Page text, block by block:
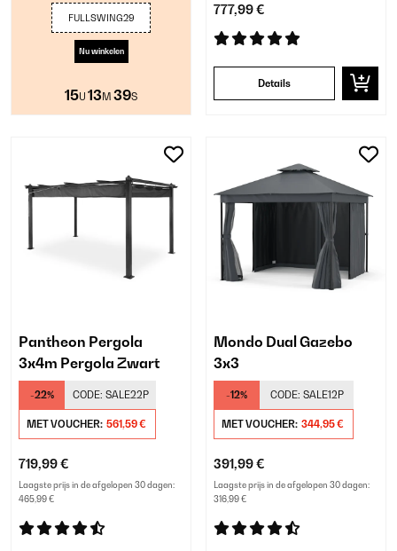
FULLSWING29
Nu winkelen
15U 13M 38S
777,99 €
Details
Pantheon Pergola
3x4m Pergola Zwart
-22% CODE: SALE22P
MET VOUCHER: 561,59 €
719,99 €
Laagste prijs in de afgelopen 30 dagen:
465,99 €
Mondo Dual Gazebo
3x3
-12% CODE: SALE12P
MET VOUCHER: 344,95 €
391,99 €
Laagste prijs in de afgelopen 30 dagen:
316,99 €